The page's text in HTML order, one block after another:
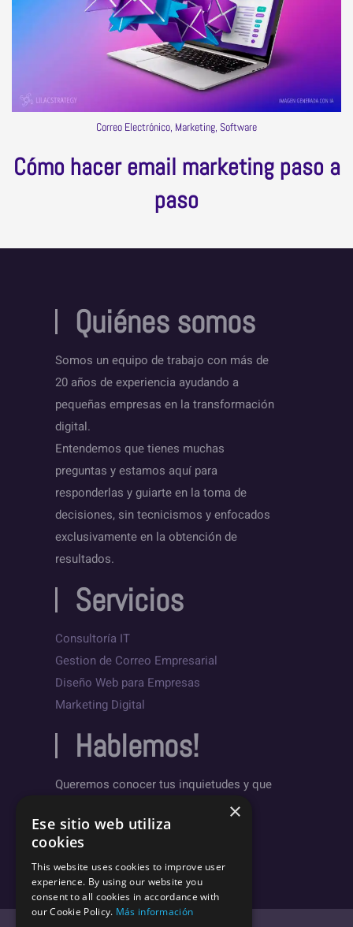
Correo Electrónico
Qué es el Spam
Quiénes somos
Somos un equipo de trabajo con más de
20 años de experiencia ayudando a
pequeñas empresas en la transformación
digital.
Entendemos que tienes muchas
preguntas y estamos aquí para
responderlas y guiarte en la toma de
decisiones, sin tecnicismos y enfocados
exclusivamente en la obtención de
resultados.
Servicios
Consultoría IT
Gestion de Correo Empresarial
Diseño Web para Empresas
Marketing Digital
Hablemos!
Queremos conocer tus inquietudes y que
sepas un poco más sobre nosotros.
×
Ese sitio web utiliza
cookies
This website uses cookies to improve user
experience. By using our website you
consent to all cookies in accordance with
our Cookie Policy. Más información